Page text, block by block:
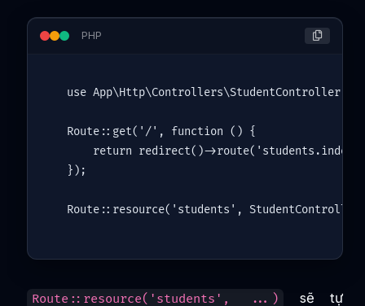
PHP
use App\Http\Controllers\StudentController
Route :: get( '/' , function () {
return redirect()->route( 'students.index'
});
Route :: resource( 'students' , StudentController
Route::resource('students', ...)
sẽ tự